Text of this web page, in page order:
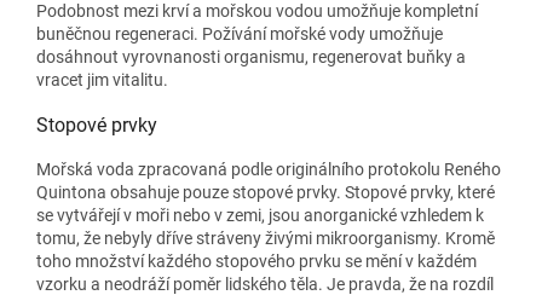
Podobnost mezi krví a mořskou vodou umožňuje kompletní
buněčnou regeneraci. Požívání mořské vody umožňuje
dosáhnout vyrovnanosti organismu, regenerovat buňky a
vracet jim vitalitu.
Stopové prvky
Mořská voda zpracovaná podle originálního protokolu Reného
Quintona obsahuje pouze stopové prvky. Stopové prvky, které
se vytvářejí v moři nebo v zemi, jsou anorganické vzhledem k
tomu, že nebyly dříve stráveny živými mikroorganismy. Kromě
toho množství každého stopového prvku se mění v každém
vzorku a neodráží poměr lidského těla. Je pravda, že na rozdíl